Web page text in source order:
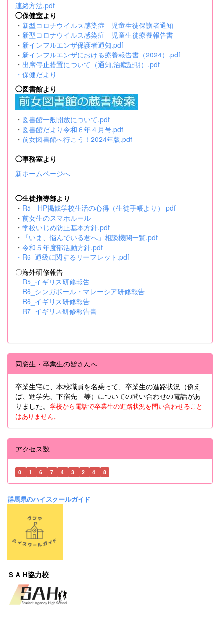
連絡方法.pdf
◯保健室より
・ 新型コロナウイルス感染症 児童生徒保護者通知
・ 新型コロナウイルス感染症 児童生徒療養報告書
・ 新インフルエンザ保護者通知.pdf
・ 新インフルエンザにおける療養報告書（2024）.pdf
・ 出席停止措置について（通知,治癒証明）.pdf
・ 保健だより
◯図書館より
・ 図書館一般開放について.pdf
・ 図書館だより令和６年４月号.pdf
・ 前女図書館へ行こう！2024年版.pdf
◯事務室より
新ホームページへ
◯生徒指導部より
・ R5 HP掲載学校生活の心得（生徒手帳より）.pdf
・ 前女生のスマホルール
・ 学校いじめ防止基本方針.pdf
・
「いま、悩んでいる君へ」相談機関一覧.pdf
・ 令和５年度部活動方針.pdf
・ R6_通級に関するリーフレット.pdf
〇海外研修報告
R5_イギリス研修報告
R6_シンガポール・マレーシア研修報告
R6_イギリス研修報告
R7_イギリス研修報告書
同窓生・卒業生の皆さんへ
卒業生宅に、本校職員を名乗って、卒業生の進路状況（例え
ば、進学先、下宿先 等）についての問い合わせの電話があ
りました。 学校から電話で卒業生の進路状況を問い合わせること
はありません。
アクセス数
0 1 6 7 4 3 2 4 8
群馬県のハイスクールガイド
ＳＡＨ協力校